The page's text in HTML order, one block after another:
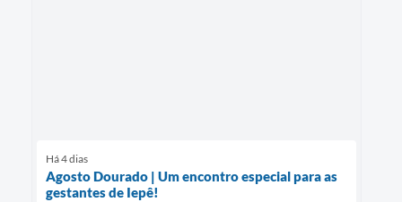
Há 4 dias
Agosto Dourado | Um encontro especial para as
gestantes de Iepê!